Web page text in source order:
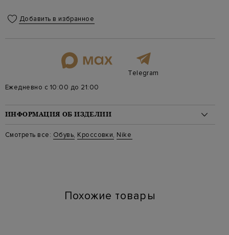
Добавить в избранное
Telegram
Ежедневно с 10:00 до 21:00
ИНФОРМАЦИЯ ОБ ИЗДЕЛИИ
Материал: текстиль 60%, замша 40%
Стиль: Низкие, Dunk
Смотреть все: Обувь, Кроссовки, Nike
Похожие товары